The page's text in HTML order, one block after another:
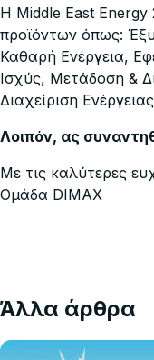
Η Middle East Energy
προϊόντων όπως:
Καθαρή Ενέργεια,
Ισχύς, Μετάδοση &
Διαχείριση
Λοιπόν, ας
Με τις καλύτερες
Ομάδα DIMAX
Άλλα άρθρα